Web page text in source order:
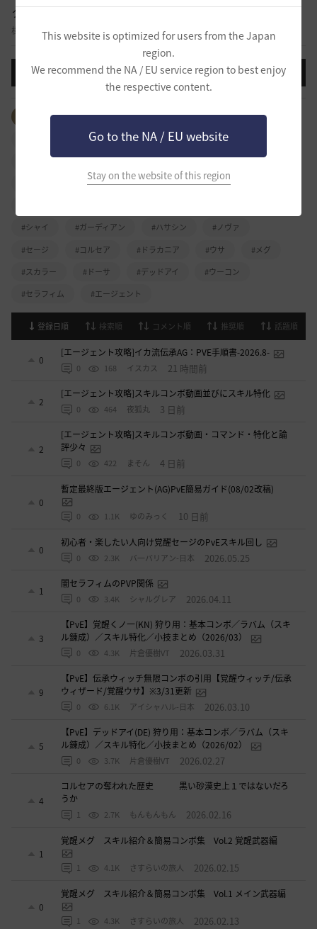
This website is optimized for users from the Japan
region.
We recommend the NA / EU service region to best enjoy
the respective content.
Go to the NA / EU website
Stay on the website of this region
クラス攻略
様々なクラスのスキル、外見、特徴など自由に攻略を共有する掲示板です。
投稿する
全体のタグを見る #ウォーリア
#レンジャー
#ジャイアント
#リトルサマナー
#ブレイダー
#ツバキ #ヴァルキリー
#くノ一
#ウィザード #ウィッチ
#ダークナイト
#シャイ
#ガーディアン #ハサシン
#ノヴァ
#セージ
#コルセア #ドラカニア #ウサ
#メグ
#スカラー
#ドーサ #デッドアイ
#ウーコン
#セラフィム
#エージェント
登録日順 検索順 コメント順 推奨順 話題順
0
[エージェント攻略]イカ流伝承AG：PVE手順書-2026.8-
0 168 イスカス 21 時間前
2
[エージェント攻略]スキルコンボ動画並びにスキル特化
0 464 夜狐丸 3 日前
2
[エージェント攻略]スキルコンボ動画・コマンド・特化と論
評少々
0 422 まそん 4 日前
0
暫定最終版エージェント(AG)PvE簡易ガイド(08/02改稿)
0 1.1K ゆのみっく 10 日前
0
初心者・楽したい人向け覚醒セージのPvEスキル回し
0 2.3K バ一バリアン-日本 2026.05.25
1
闇セラフィムのPVP関係
0 3.4K シャルグレア 2026.04.11
3
【PvE】覚醒くノ一(KN) 狩り用：基本コンボ／ラバム（スキ
ル錬成）／スキル特化／小技まとめ（2026/03）
0 4.3K 片倉優樹VT 2026.03.31
9
【PvE】伝承ウィッチ無限コンボの引用【覚醒ウィッチ/伝承
ウィザード/覚醒ウサ】※3/31更新
0 6.1K アイシャハル-日本 2026.03.10
5
【PvE】デッドアイ(DE) 狩り用：基本コンボ／ラバム（スキ
ル錬成）／スキル特化／小技まとめ（2026/02）
0 3.7K 片倉優樹VT 2026.02.27
4
コルセアの奪われた歴史 黒い砂漠史上１ではないだろ
うか
1 2.7K もんもんもん 2026.02.16
1
覚醒メグ スキル紹介＆簡易コンボ集 Vol.2 覚醒武器編
1 4.1K さすらいの旅人 2026.02.15
0
覚醒メグ スキル紹介＆簡易コンボ集 Vol.1 メイン武器編
1 4.3K さすらいの旅人 2026.02.13